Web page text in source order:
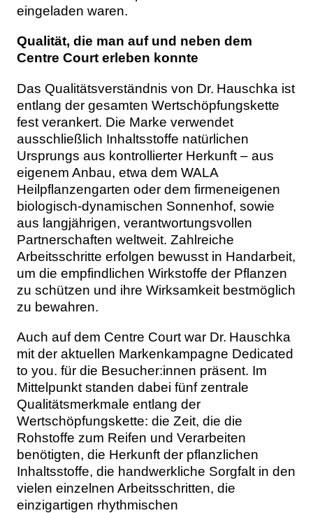
eingeladen waren.
Qualität, die man auf und neben dem
Centre Court erleben konnte
Das Qualitätsverständnis von Dr. Hauschka ist
entlang der gesamten Wertschöpfungskette
fest verankert. Die Marke verwendet
ausschließlich Inhaltsstoffe natürlichen
Ursprungs aus kontrollierter Herkunft – aus
eigenem Anbau, etwa dem WALA
Heilpflanzengarten oder dem firmeneigenen
biologisch-dynamischen Sonnenhof, sowie
aus langjährigen, verantwortungsvollen
Partnerschaften weltweit. Zahlreiche
Arbeitsschritte erfolgen bewusst in Handarbeit,
um die empfindlichen Wirkstoffe der Pflanzen
zu schützen und ihre Wirksamkeit bestmöglich
zu bewahren.
Auch auf dem Centre Court war Dr. Hauschka
mit der aktuellen Markenkampagne Dedicated
to you. für die Besucher:innen präsent. Im
Mittelpunkt standen dabei fünf zentrale
Qualitätsmerkmale entlang der
Wertschöpfungskette: die Zeit, die die
Rohstoffe zum Reifen und Verarbeiten
benötigten, die Herkunft der pflanzlichen
Inhaltsstoffe, die handwerkliche Sorgfalt in den
vielen einzelnen Arbeitsschritten, die
einzigartigen rhythmischen